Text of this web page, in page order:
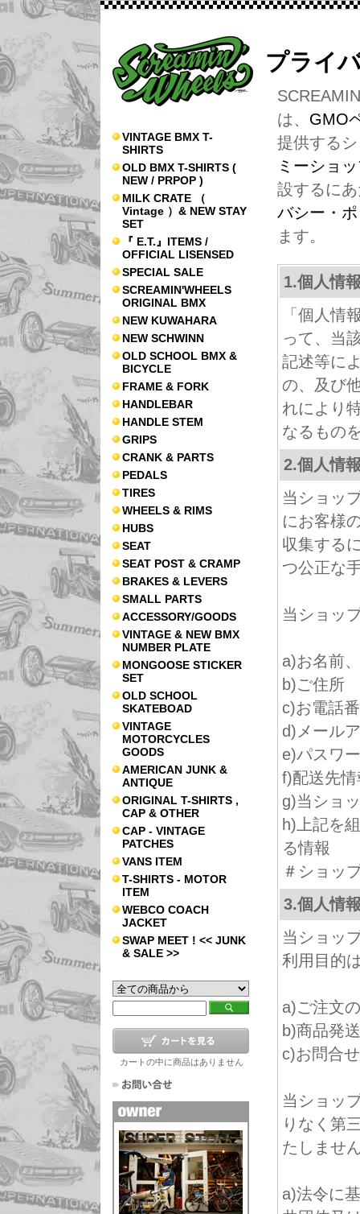
VINTAGE BMX T-
SHIRTS
OLD BMX T-SHIRTS (
NEW / PRPOP )
MILK CRATE （
Vintage ）& NEW STAY
SET
『 E.T.』ITEMS /
OFFICIAL LISENSED
SPECIAL SALE
SCREAMIN'WHEELS
ORIGINAL BMX
NEW KUWAHARA
NEW SCHWINN
OLD SCHOOL BMX &
BICYCLE
FRAME & FORK
HANDLEBAR
HANDLE STEM
GRIPS
CRANK & PARTS
PEDALS
TIRES
WHEELS & RIMS
HUBS
SEAT
SEAT POST & CRAMP
BRAKES & LEVERS
SMALL PARTS
ACCESSORY/GOODS
VINTAGE & NEW BMX
NUMBER PLATE
MONGOOSE STICKER
SET
OLD SCHOOL
SKATEBOAD
VINTAGE
MOTORCYCLES
GOODS
AMERICAN JUNK &
ANTIQUE
ORIGINAL T-SHIRTS ,
CAP & OTHER
CAP - VINTAGE
PATCHES
VANS ITEM
T-SHIRTS - MOTOR
ITEM
WEBCO COACH
JACKET
SWAP MEET ! << JUNK
& SALE >>
カートの中に商品はありません
プライ
は、 GMO
提供する
ミーショ
設するに
バシー・
ます。
1.個人情
「個人情
って、当
記述等に
の、及び
れにより
なるもの
2.個人情
当ショッ
にお客様
収集する
つ公正な
当ショッ
a)お名前
b)ご住所
c)お電話
d)メール
e)パスワ
f)配送先情
g)当ショ
h)上記を
る情報
＃ショッ
3.個人情
当ショッ
利用目的
a)ご注文
b)商品発
c)お問合
当ショッ
りなく第
たしませ
a)法令に